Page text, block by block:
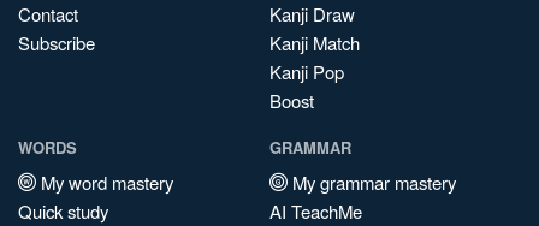
Contact
Subscribe
Kanji Draw
Kanji Match
Kanji Pop
Boost
WORDS
My word mastery
Quick study
GRAMMAR
My grammar mastery
AI TeachMe